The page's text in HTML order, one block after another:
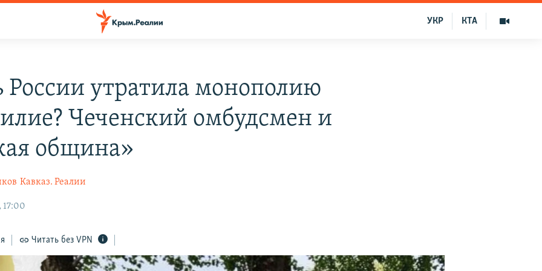
КТА
УКР
России утратила монополию
Чеченский омбудсмен и
община»
Кавказ. Реалии
17:00
Читать без VPN